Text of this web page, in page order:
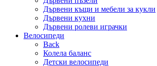
Дървени къщи и мебели за кукли
Дървени кухни
Дървени ролеви играчки
Велосипеди
Back
Колела баланс
Детски велосипеди